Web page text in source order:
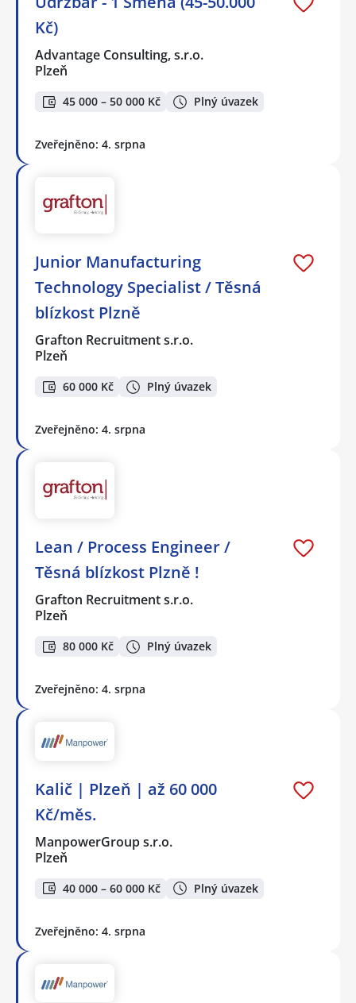
Kč)
Advantage Consulting, s.r.o.
Plzeň
45 000 – 50 000 Kč Plný úvazek
Zveřejněno: 4. srpna
Junior Manufacturing
Technology Specialist / Těsná
blízkost Plzně
Grafton Recruitment s.r.o.
Plzeň
60 000 Kč Plný úvazek
Zveřejněno: 4. srpna
Lean / Process Engineer /
Těsná blízkost Plzně !
Grafton Recruitment s.r.o.
Plzeň
80 000 Kč Plný úvazek
Zveřejněno: 4. srpna
Kalič | Plzeň | až 60 000
Kč/měs.
ManpowerGroup s.r.o.
Plzeň
40 000 – 60 000 Kč Plný úvazek
Zveřejněno: 4. srpna